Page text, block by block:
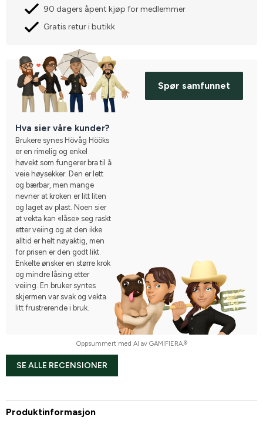
90 dagers åpent kjøp for medlemmer
Gratis retur i butikk
Spør samfunnet
Hva sier våre kunder?
Brukere synes Hövåg Hööks
er en rimelig og enkel
høvekt som fungerer bra til å
veie høysekker. Den er lett
og bærbar, men mange
nevner at kroken er litt liten
og laget av plast. Noen sier
at vekta kan «låse» seg raskt
etter veiing og at den ikke
alltid er helt nøyaktig, men
for prisen er den godt likt.
Enkelte ønsker en større krok
og mindre låsing etter
veiing. En bruker syntes
skjermen var svak og vekta
litt frustrerende i bruk.
Oppsummert med AI av GAMIFIERA.®
SE ALLE RECENSIONER
Produktinformasjon